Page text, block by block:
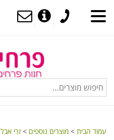
עמוד הבית > מוצרים נוספים > זרי אבל